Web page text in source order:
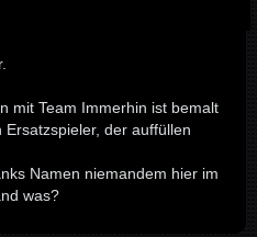
mit Team Immerhin ist bemalt
der auffüllen
Namen niemandem hier im
was?